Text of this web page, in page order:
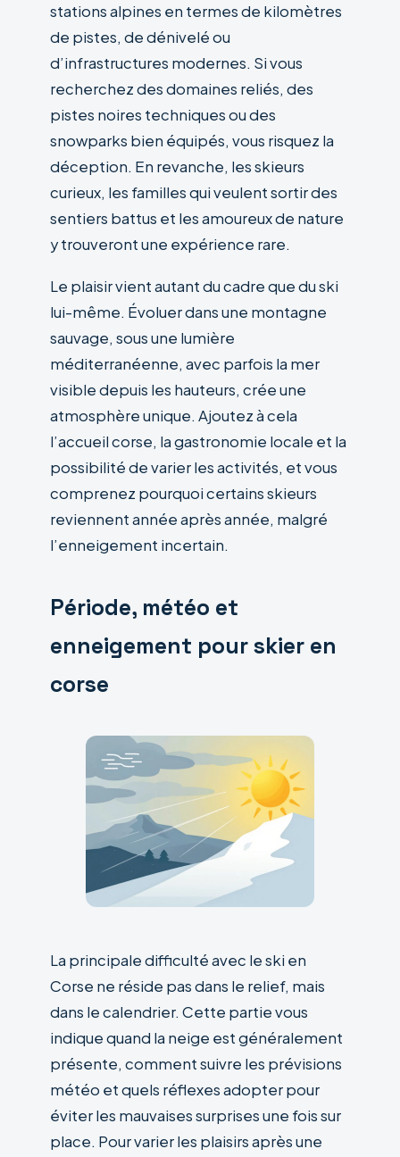
stations alpines en termes de kilomètres
de pistes, de dénivelé ou
d’infrastructures modernes. Si vous
recherchez des domaines reliés, des
pistes noires techniques ou des
snowparks bien équipés, vous risquez la
déception. En revanche, les skieurs
curieux, les familles qui veulent sortir des
sentiers battus et les amoureux de nature
y trouveront une expérience rare.
Le plaisir vient autant du cadre que du ski
lui-même. Évoluer dans une montagne
sauvage, sous une lumière
méditerranéenne, avec parfois la mer
visible depuis les hauteurs, crée une
atmosphère unique. Ajoutez à cela
l’accueil corse, la gastronomie locale et la
possibilité de varier les activités, et vous
comprenez pourquoi certains skieurs
reviennent année après année, malgré
l’enneigement incertain.
Période, météo et
enneigement pour skier en
corse
La principale difficulté avec le ski en
Corse ne réside pas dans le relief, mais
dans le calendrier. Cette partie vous
indique quand la neige est généralement
présente, comment suivre les prévisions
météo et quels réflexes adopter pour
éviter les mauvaises surprises une fois sur
place. Pour varier les plaisirs après une